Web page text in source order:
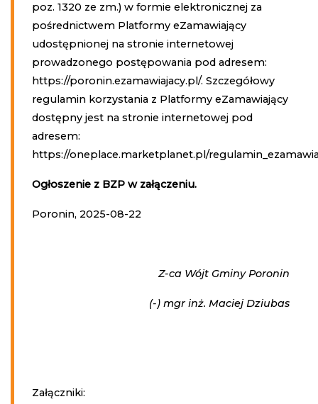
poz. 1320 ze zm.) w formie elektronicznej za
pośrednictwem Platformy eZamawiający
udostępnionej na stronie internetowej
prowadzonego postępowania pod adresem:
https://poronin.ezamawiajacy.pl/. Szczegółowy
regulamin korzystania z Platformy eZamawiający
dostępny jest na stronie internetowej pod
adresem:
https://oneplace.marketplanet.pl/
Ogłoszenie z BZP w załączeniu.
Poronin, 2025-08-22
Z-ca Wójt Gminy Poronin
(-) mgr inż. Maciej Dziubas
Załączniki: